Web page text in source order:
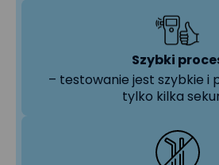
Szybki
– testowanie jest szybkie i
tylko kilka